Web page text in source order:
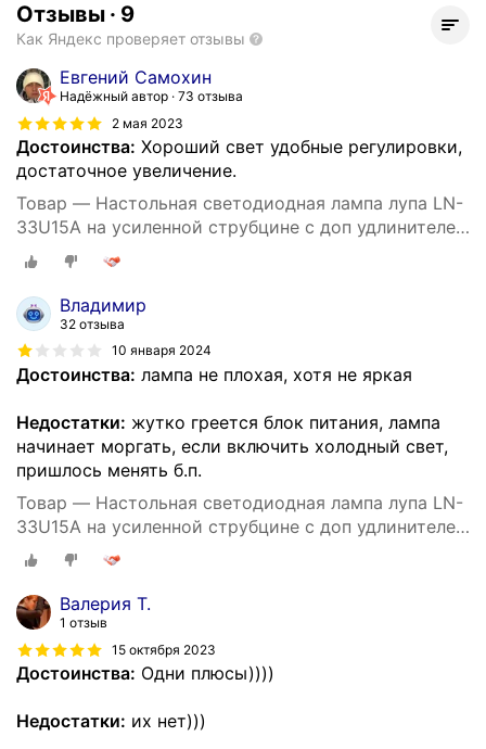
Отзывы · 9
Как Яндекс проверяет отзывы
Евгений Самохин
Надёжный автор 73 отзыва
2 мая 2023
Достоинства: Хороший свет удобные регулировки,
достаточное увеличение.
Товар — Настольная светодиодная лампа лупа LN-
33U15A на усиленной струбцине с доп удлинителем
кабеля 1.5 м и адаптером питания к сети 220В
черная
Владимир
32 отзыва
10 января 2024
Достоинства: лампа не плохая, хотя не яркая
Недостатки: жутко греется блок питания, лампа
начинает моргать, если включить холодный свет,
пришлось менять б.п.
Товар — Настольная светодиодная лампа лупа LN-
33U15A на усиленной струбцине с доп удлинителем
кабеля 1.5 м и адаптером питания к сети 220В
черная
Валерия Т.
1 отзыв
15 октября 2023
Достоинства: Одни плюсы))))
Недостатки: их нет)))